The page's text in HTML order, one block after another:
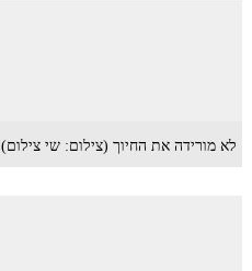
לא מורידה את החיוך (צילום: שי צילום)